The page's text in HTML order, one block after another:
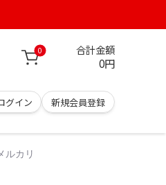
0 合計金額
0円
グイン 新規会員登録
ルカリ